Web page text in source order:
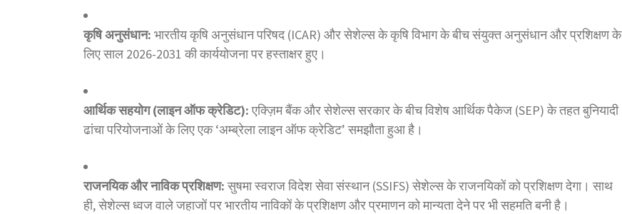
कृषि अनुसंधान: भारतीय कृषि अनुसंधान परिषद (ICAR) और सेशेल्स के कृषि विभाग के बीच संयुक्त अनुसंधान और प्रशिक्षण के
लिए साल 2026-2031 की कार्ययोजना पर हस्ताक्षर हुए।
आर्थिक सहयोग (लाइन ऑफ क्रेडिट):एक्ज़िम बैंक और सेशेल्स सरकार के बीच विशेष आर्थिक पैकेज (SEP) के तहत बुनियादी
ढांचा परियोजनाओं के लिए एक ‘अम्ब्रेला लाइन ऑफ क्रेडिट’ समझौता हुआ है।
राजनयिक और नाविक प्रशिक्षण:सुषमा स्वराज विदेश सेवा संस्थान (SSIFS) सेशेल्स के राजनयिकों को प्रशिक्षण देगा। साथ
ही, सेशेल्स ध्वज वाले जहाजों पर भारतीय नाविकों के प्रशिक्षण और प्रमाणन को मान्यता देने पर भी सहमति बनी है।